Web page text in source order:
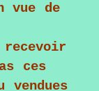
vue de
recevoir
ces
vendues